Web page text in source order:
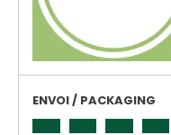
ENVOI / PACKAGING